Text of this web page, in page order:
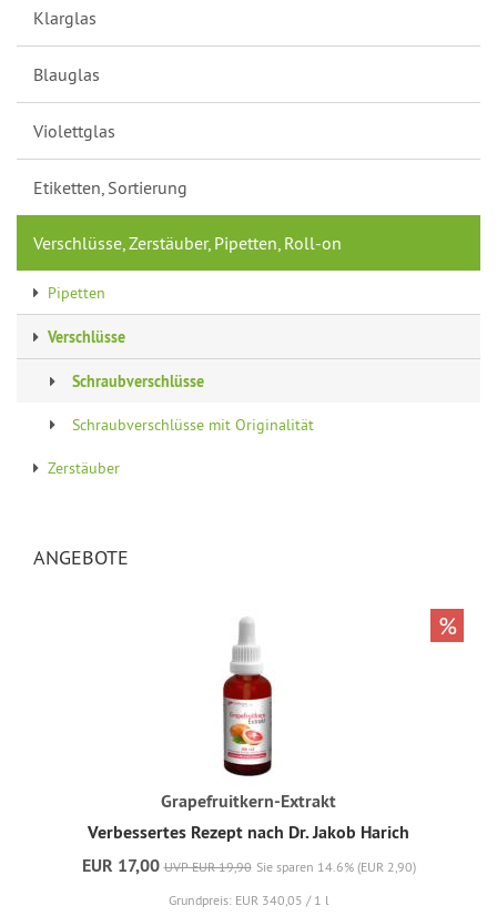
Klarglas
Blauglas
Violettglas
Etiketten, Sortierung
Verschlüsse, Zerstäuber, Pipetten, Roll-on
Pipetten
Verschlüsse
Schraubverschlüsse
Schraubverschlüsse mit Originalität
Zerstäuber
ANGEBOTE
Grapefruitkern-Extrakt
Verbessertes Rezept nach Dr. Jakob Harich
EUR 17,00 UVP EUR 19,90 Sie sparen 14.6% (EUR 2,90)
Grundpreis: EUR 340,05 / 1 l
%